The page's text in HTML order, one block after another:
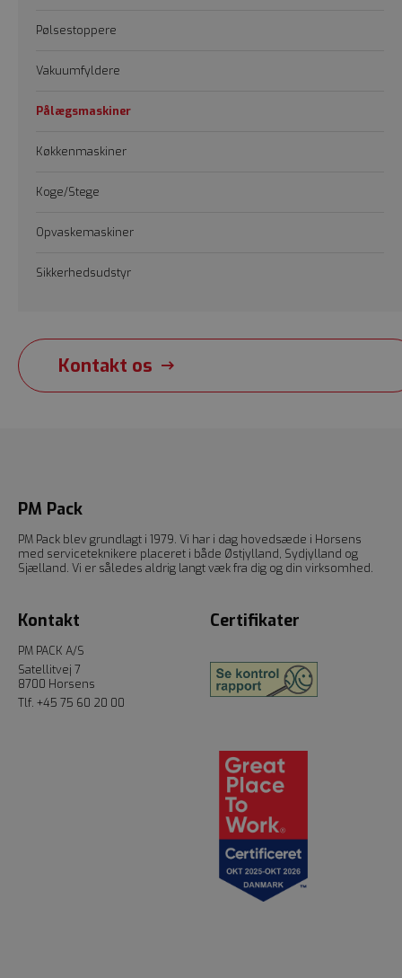
Pølsestoppere
Vakuumfyldere
Pålægsmaskiner
Køkkenmaskiner
Koge/Stege
Opvaskemaskiner
Sikkerhedsudstyr
Kontakt os
PM Pack
PM Pack blev grundlagt i 1979. Vi har i dag hovedsæde i Horsens
med serviceteknikere placeret i både Østjylland, Sydjylland og
Sjælland. Vi er således aldrig langt væk fra dig og din virksomhed.
Kontakt
PM PACK A/S
Satellitvej 7
8700 Horsens
Tlf. +45 75 60 20 00
Certifikater